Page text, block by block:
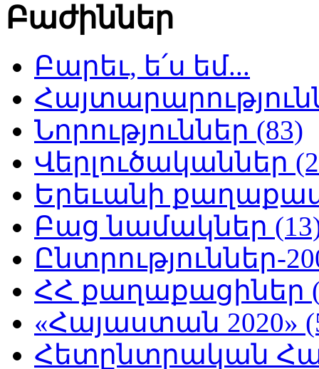
Բաժիններ
Բարեւ, ե՛ս եմ...
Նորություններ (83)
Վերլուծականներ
Երեւանի
Բաց նամակներ
Ընտրություններ-
ՀՀ քաղաքացիներ
«Հայաստան 2020»
Հետընտրական